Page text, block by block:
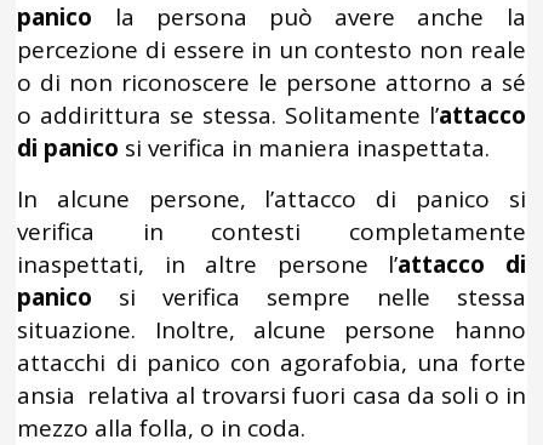
panico la persona può avere anche la
percezione di essere in un contesto non reale
o di non riconoscere le persone attorno a sé
o addirittura se stessa. Solitamente l’attacco
di panico si verifica in maniera inaspettata.
In alcune persone, l’attacco di panico si
verifica in contesti completamente
inaspettati, in altre persone l’attacco di
panico si verifica sempre nelle stessa
situazione. Inoltre, alcune persone hanno
attacchi di panico con agorafobia, una forte
ansia relativa al trovarsi fuori casa da soli o in
mezzo alla folla, o in coda.